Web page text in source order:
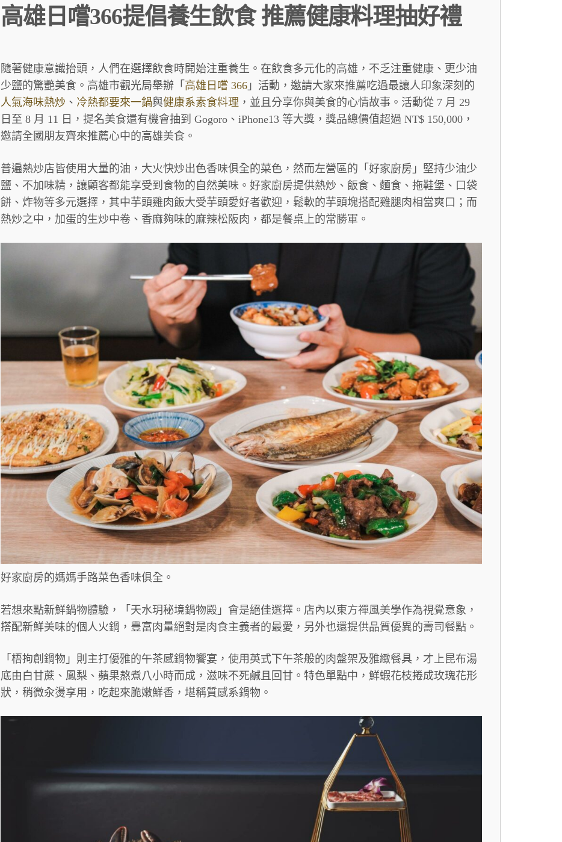
高雄日嚐366提倡養生飲食 推薦健康料理抽好禮
隨著健康意識抬頭，人們在選擇飲食時開始注重養生。在飲食多元化的高雄，不乏注重健康、更少油
少鹽的驚艷美食。高雄市觀光局舉辦「 高雄日嚐 366 」活動，邀請大家來推薦吃過最讓人印象深刻的
人氣海味熱炒 、 冷熱都要來一鍋與健康系素食料理 ，並且分享你與美食的心情故事。活動從 7 月 29
日至 8 月 11 日，提名美食還有機會抽到 Gogoro、iPhone13 等大獎，獎品總價值超過 NT$ 150,000，
邀請全國朋友齊來推薦心中的高雄美食。
普遍熱炒店皆使用大量的油，大火快炒出色香味俱全的菜色，然而左營區的「好家廚房」堅持少油少
鹽、不加味精，讓顧客都能享受到食物的自然美味。好家廚房提供熱炒、飯食、麵食、拖鞋堡、口袋
餅、炸物等多元選擇，其中芋頭雞肉飯大受芋頭愛好者歡迎，鬆軟的芋頭塊搭配雞腿肉相當爽口；而
熱炒之中，加蛋的生炒中卷、香麻夠味的麻辣松阪肉，都是餐桌上的常勝軍。
好家廚房的媽媽手路菜色香味俱全。
若想來點新鮮鍋物體驗，「天水玥秘境鍋物殿」會是絕佳選擇。店內以東方禪風美學作為視覺意象，
搭配新鮮美味的個人火鍋，豐富肉量絕對是肉食主義者的最愛，另外也還提供品質優異的壽司餐點。
「梧拘創鍋物」則主打優雅的午茶感鍋物饗宴，使用英式下午茶般的肉盤架及雅緻餐具，才上昆布湯
底由白甘蔗、鳳梨、蘋果熬煮八小時而成，滋味不死鹹且回甘。特色單點中，鮮蝦花枝捲成玫瑰花形
狀，稍微汆燙享用，吃起來脆嫩鮮香，堪稱質感系鍋物。